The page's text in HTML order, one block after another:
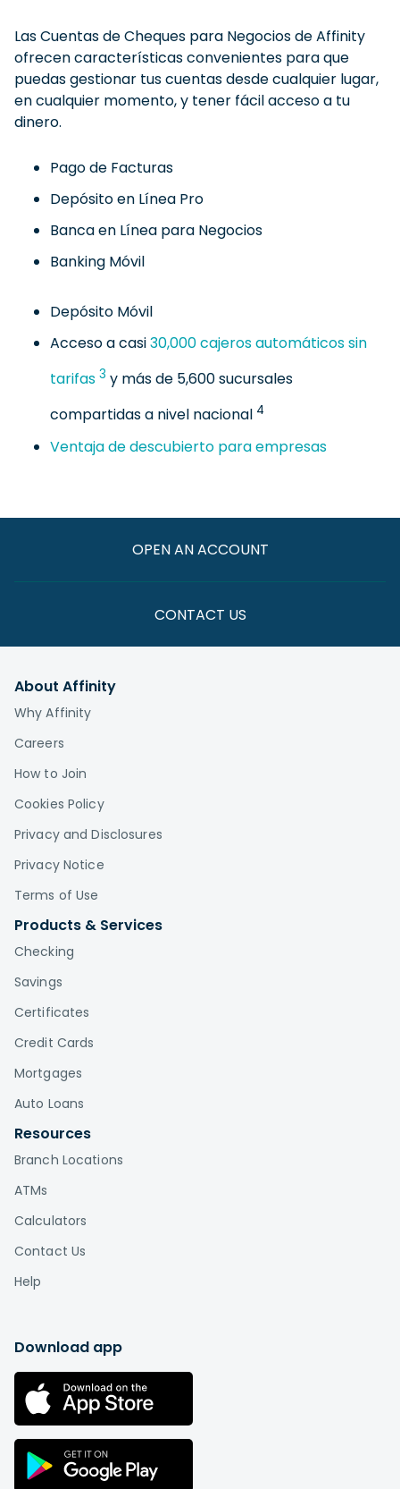
Las Cuentas de Cheques para Negocios de Affinity
ofrecen características convenientes para que
puedas gestionar tus cuentas desde cualquier lugar,
en cualquier momento, y tener fácil acceso a tu
dinero.
Pago de Facturas
Depósito en Línea Pro
Banca en Línea para Negocios
Banking Móvil
Depósito Móvil
Acceso a casi30,000 cajeros automáticos sin
tarifas 3 y más de 5,600 sucursales
compartidas a nivel nacional 4
Ventaja de descubierto para empresas
OPEN AN ACCOUNT
CONTACT US
About Affinity
Why Affinity
Careers
How to Join
Cookies Policy
Privacy and Disclosures
Privacy Notice
Terms of Use
Products & Services
Checking
Savings
Certificates
Credit Cards
Mortgages
Auto Loans
Resources
Branch Locations
ATMs
Calculators
Contact Us
Help
Download app